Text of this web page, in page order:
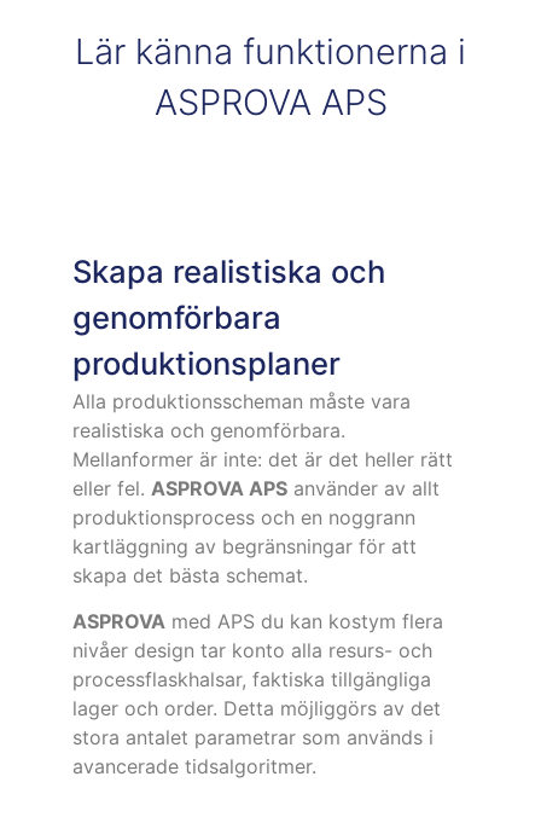
Lär känna funktionerna i
ASPROVA APS
Skapa realistiska och
genomförbara
produktionsplaner
Alla produktionsscheman måste vara
realistiska och genomförbara.
Mellanformer är inte: det är det heller rätt
eller fel. ASPROVA APS använder av allt
produktionsprocess och en noggrann
kartläggning av begränsningar för att
skapa det bästa schemat.
ASPROVA med APS du kan kostym flera
nivåer design tar konto alla resurs- och
processflaskhalsar, faktiska tillgängliga
lager och order. Detta möjliggörs av det
stora antalet parametrar som används i
avancerade tidsalgoritmer.